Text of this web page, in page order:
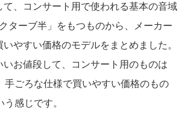
て、コンサート用で使われる基本の音域
ターブ半」をもつものから、メーカー
やすい価格のモデルをまとめました。
いお値段して、コンサート用のものは
手ごろな仕様で買いやすい価格のもの
感じです。